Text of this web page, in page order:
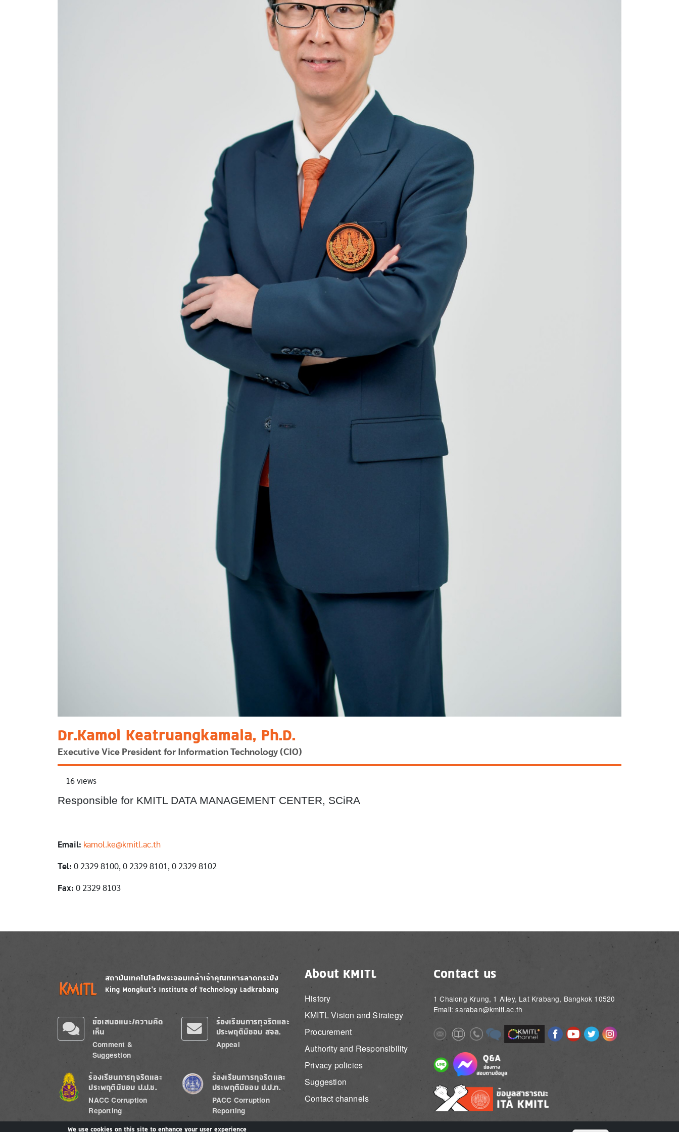
Dr.Kamol Keatruangkamala, Ph.D.
Executive Vice President for Information Technology (CIO)
16 views
Responsible for KMITL DATA MANAGEMENT CENTER, SCiRA
Email: kamol.ke@kmitl.ac.th
Tel: 0 2329 8100, 0 2329 8101, 0 2329 8102
Fax: 0 2329 8103
Image Image
ข้อเสนอแนะ/ความคิด
เห็น
Comment &
Suggestion
ร้องเรียนการทุจริตและ
ประพฤติมิชอบ สจล.
Appeal
Image
ร้องเรียนการทุจริตและ
ประพฤติมิชอบ ป.ป.ช.
NACC Corruption
Reporting
Image
ร้องเรียนการทุจริตและ
ประพฤติมิชอบ ป.ป.ท.
PACC Corruption
Reporting
About KMITL
History
KMITL Vision and Strategy
Procurement
Authority and Responsibility
Privacy policies
Suggestion
Contact channels
Contact us
1 Chalong Krung, 1 Alley, Lat Krabang, Bangkok 10520
Email: saraban@kmitl.ac.th
ImageImageImageImage Image ImageImageImageImage
Image Image
Image
We use cookies on this site to enhance your user experience